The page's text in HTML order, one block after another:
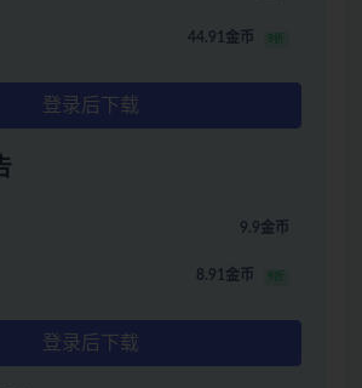
44.91金币 9折
登录后下载
9.9金币
8.91金币 9折
登录后下载